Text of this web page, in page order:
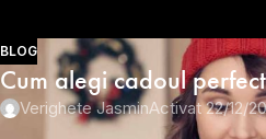
BLOG
Cum alegi cadoul
Verighete JasminActivat 22/12/